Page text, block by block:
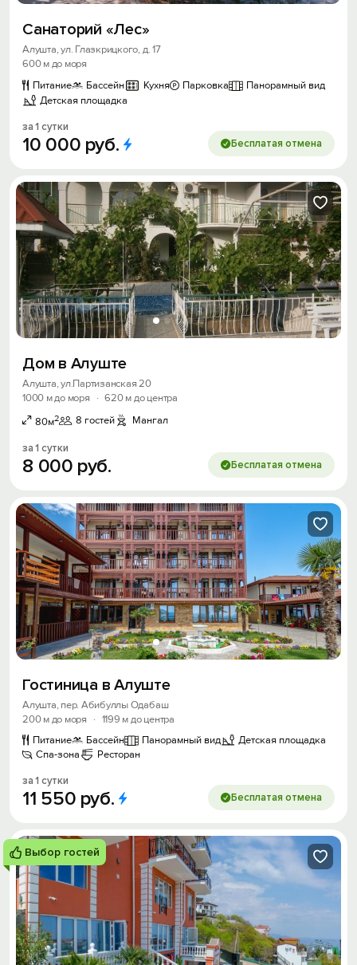
Санаторий «Лес»
Алушта, ул. Глазкрицкого, д. 17
600 м до моря
Питание
Бассейн Кухня Парковка
Панорамный вид
Детская площадка
за 1 сутки
10 000 руб. Бесплатая отмена
Дом в Алуште
Алушта, ул.Партизанская 20
1000 м до моря
· 620 м до центра
80м2 8 гостей Мангал
за 1 сутки
8 000 руб. Бесплатая отмена
Гостиница в Алуште
Алушта, пер. Абибуллы Одабаш
200 м до моря
· 1199 м до центра
Питание
Бассейн Панорамный вид
Детская площадка
Спа-зона
Ресторан
за 1 сутки
11 550 руб. Бесплатая отмена
Выбор гостей